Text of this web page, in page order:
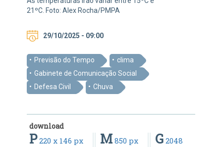
21ºC. Foto: Alex Rocha/PMPA
29/10/2025 - 09:00
Previsão do Tempo
clima
Gabinete de Comunicação Social
Defesa Civil
Chuva
download
P220 x 146 px M 850 px G 2048